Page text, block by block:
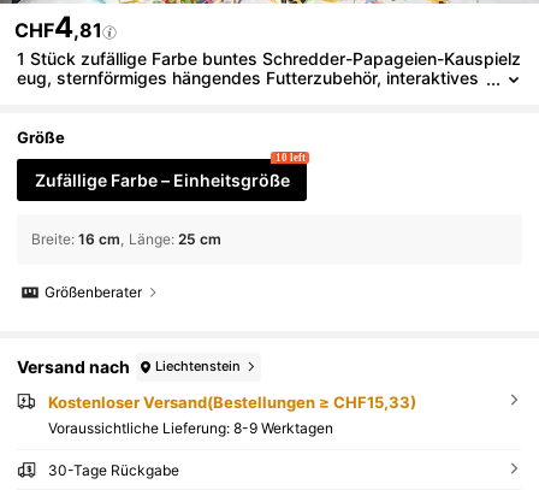
CHF4,81
1 Stück zufällige Farbe buntes Schredder-Papageien-Kauspielz
eug, sternförmiges hängendes Futterzubehör, interaktives
Größe
Zufällige Farbe – Einheitsgröße
10 left
Breite: 16 cm Länge: 25 cm
Größenberater
Versand nach Liechtenstein
Kostenloser Versand(Bestellungen ≥ CHF15,33)
Voraussichtliche Lieferung: 8-9 Werktagen
30-Tage Rückgabe